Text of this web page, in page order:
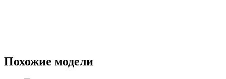
Похожие модели